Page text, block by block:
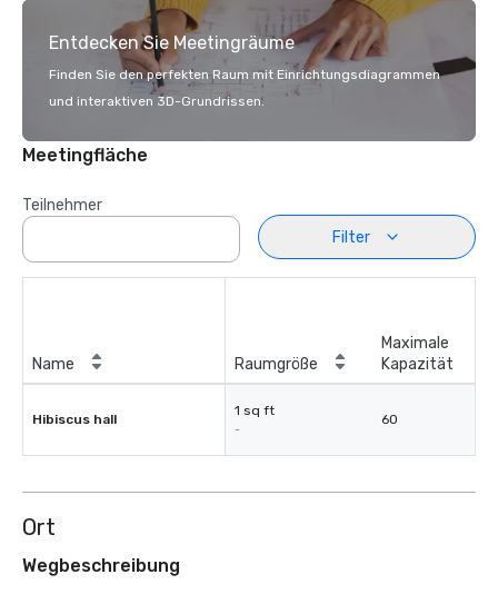
Entdecken Sie Meetingräume
Finden Sie den perfekten Raum mit Einrichtungsdiagrammen
und interaktiven 3D-Grundrissen.
Meetingfläche
Teilnehmer
Filter
Name Raumgröße
Maximale
Kapazität
Hibiscus hall
1 sq ft
-
60
Ort
Wegbeschreibung